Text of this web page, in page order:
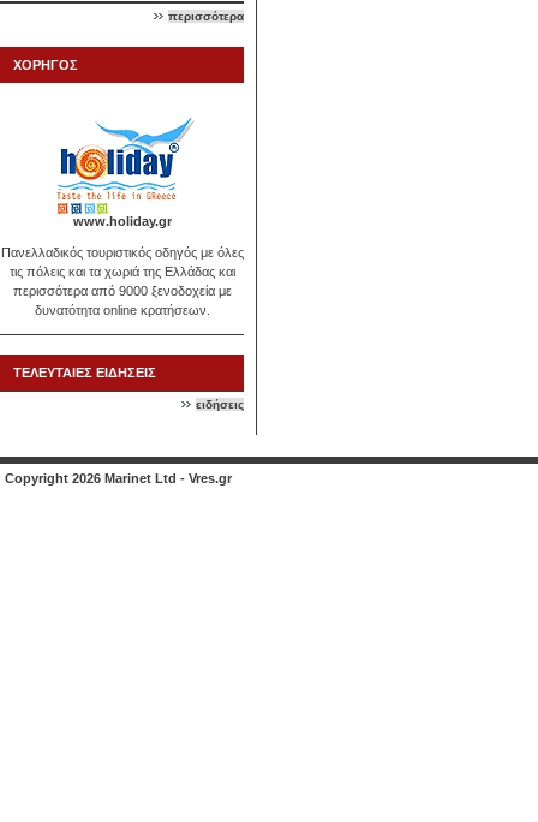
περισσότερα
ΧΟΡΗΓΟΣ
www.holiday.gr
Πανελλαδικός τουριστικός οδηγός με όλες
τις πόλεις και τα χωριά της Ελλάδας και
περισσότερα από 9000 ξενοδοχεία με
δυνατότητα online κρατήσεων.
ΤΕΛΕΥΤΑΙΕΣ ΕΙΔΗΣΕΙΣ
ειδήσεις
Copyright 2026 Marinet Ltd - Vres.gr